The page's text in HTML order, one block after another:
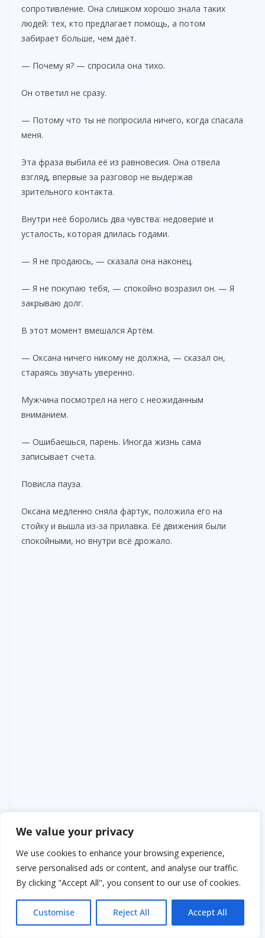
We value your privacy
We use cookies to enhance your browsing experience,
serve personalised ads or content, and analyse our traffic.
By clicking "Accept All", you consent to our use of cookies.
Customise Reject All Accept All
сопротивление. Она слишком хорошо знала таких
людей: тех, кто предлагает помощь, а потом
забирает больше, чем даёт.
— Почему я? — спросила она тихо.
Он ответил не сразу.
— Потому что ты не попросила ничего, когда спасала
меня.
Эта фраза выбила её из равновесия. Она отвела
взгляд, впервые за разговор не выдержав
зрительного контакта.
Внутри неё боролись два чувства: недоверие и
усталость, которая длилась годами.
— Я не продаюсь, — сказала она наконец.
— Я не покупаю тебя, — спокойно возразил он. — Я
закрываю долг.
В этот момент вмешался Артём.
— Оксана ничего никому не должна, — сказал он,
стараясь звучать уверенно.
Мужчина посмотрел на него с неожиданным
вниманием.
— Ошибаешься, парень. Иногда жизнь сама
записывает счета.
Повисла пауза.
Оксана медленно сняла фартук, положила его на
стойку и вышла из-за прилавка. Её движения были
спокойными, но внутри всё дрожало.